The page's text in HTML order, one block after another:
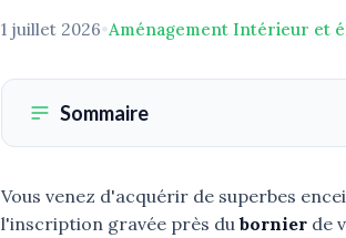
1 juillet 2026•Aménagement Intérieur et
Sommaire
Vous venez d'acquérir de superbes
l'inscription gravée près du bornier de